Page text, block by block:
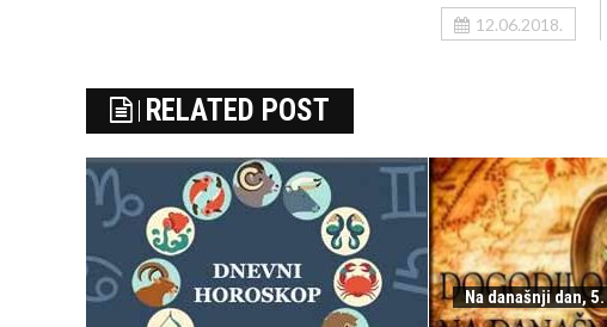
12.06.2018.
RELATED POST
Na današnji dan,